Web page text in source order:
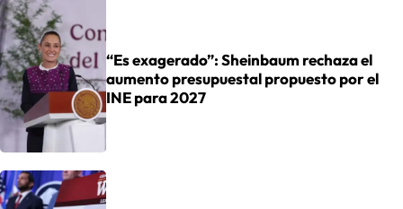
“Es exagerado”: Sheinbaum rechaza el
aumento presupuestal propuesto por el
INE para 2027